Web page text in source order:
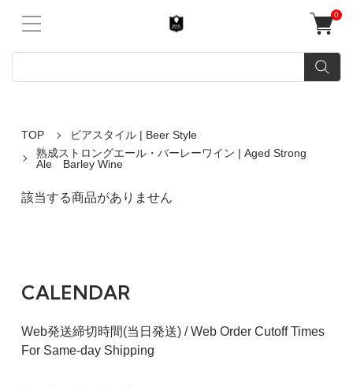
0
TOP
ビアスタイル | Beer Style
熟成ストロングエール・バーレーワイン | Aged Strong
Ale Barley Wine
該当する商品がありません
CALENDAR
Web発送締切時間(当日発送) / Web Order Cutoff Times
For Same-day Shipping